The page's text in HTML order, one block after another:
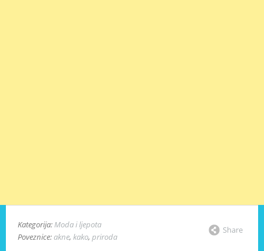
Kategorija: Moda i ljepota
Poveznice:akne, kako, priroda
Share